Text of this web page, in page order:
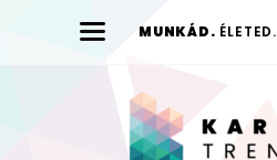
MUNKÁD. ÉLETED.